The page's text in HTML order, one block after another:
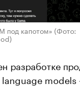
под капотом» (Фото:
разработке
language